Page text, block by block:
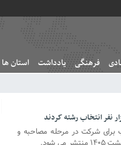
فرهنگی یادداشت استان ها
برای شرکت در مرحله مصاحبه و